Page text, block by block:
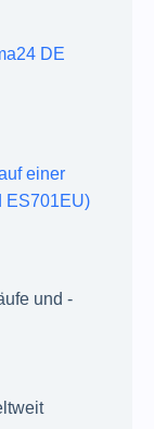
DE
einer
ES701EU)
und -